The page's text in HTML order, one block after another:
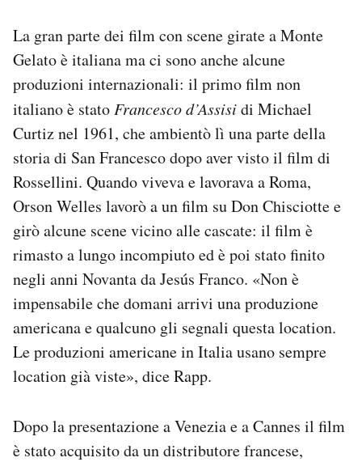
La gran parte dei film con scene girate a Monte
Gelato è italiana ma ci sono anche alcune
produzioni internazionali: il primo film non
italiano è stato Francesco d’Assisidi Michael
Curtiz nel 1961, che ambientò lì una parte della
storia di San Francesco dopo aver visto il film di
Rossellini. Quando viveva e lavorava a Roma,
Orson Welles lavorò a un film su Don Chisciotte e
girò alcune scene vicino alle cascate: il film è
rimasto a lungo incompiuto ed è poi stato finito
negli anni Novanta da Jesús Franco. «Non è
impensabile che domani arrivi una produzione
americana e qualcuno gli segnali questa location.
Le produzioni americane in Italia usano sempre
location già viste», dice Rapp.
Dopo la presentazione a Venezia e a Cannes il film
è stato acquisito da un distributore francese,